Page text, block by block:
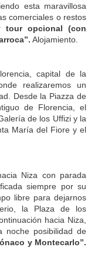
esta maravillosa
comerciales o restos
tour opcional (con
Alojamiento.
capital de la
realizaremos un
Desde la Piazza de
de Florencia, el
de los Uffizi y la
María del Fiore y el
Niza con parada
siempre por su
libre para dejarnos
la Plaza de los
hacia Niza,
noche posibilidad de
y Montecarlo”.